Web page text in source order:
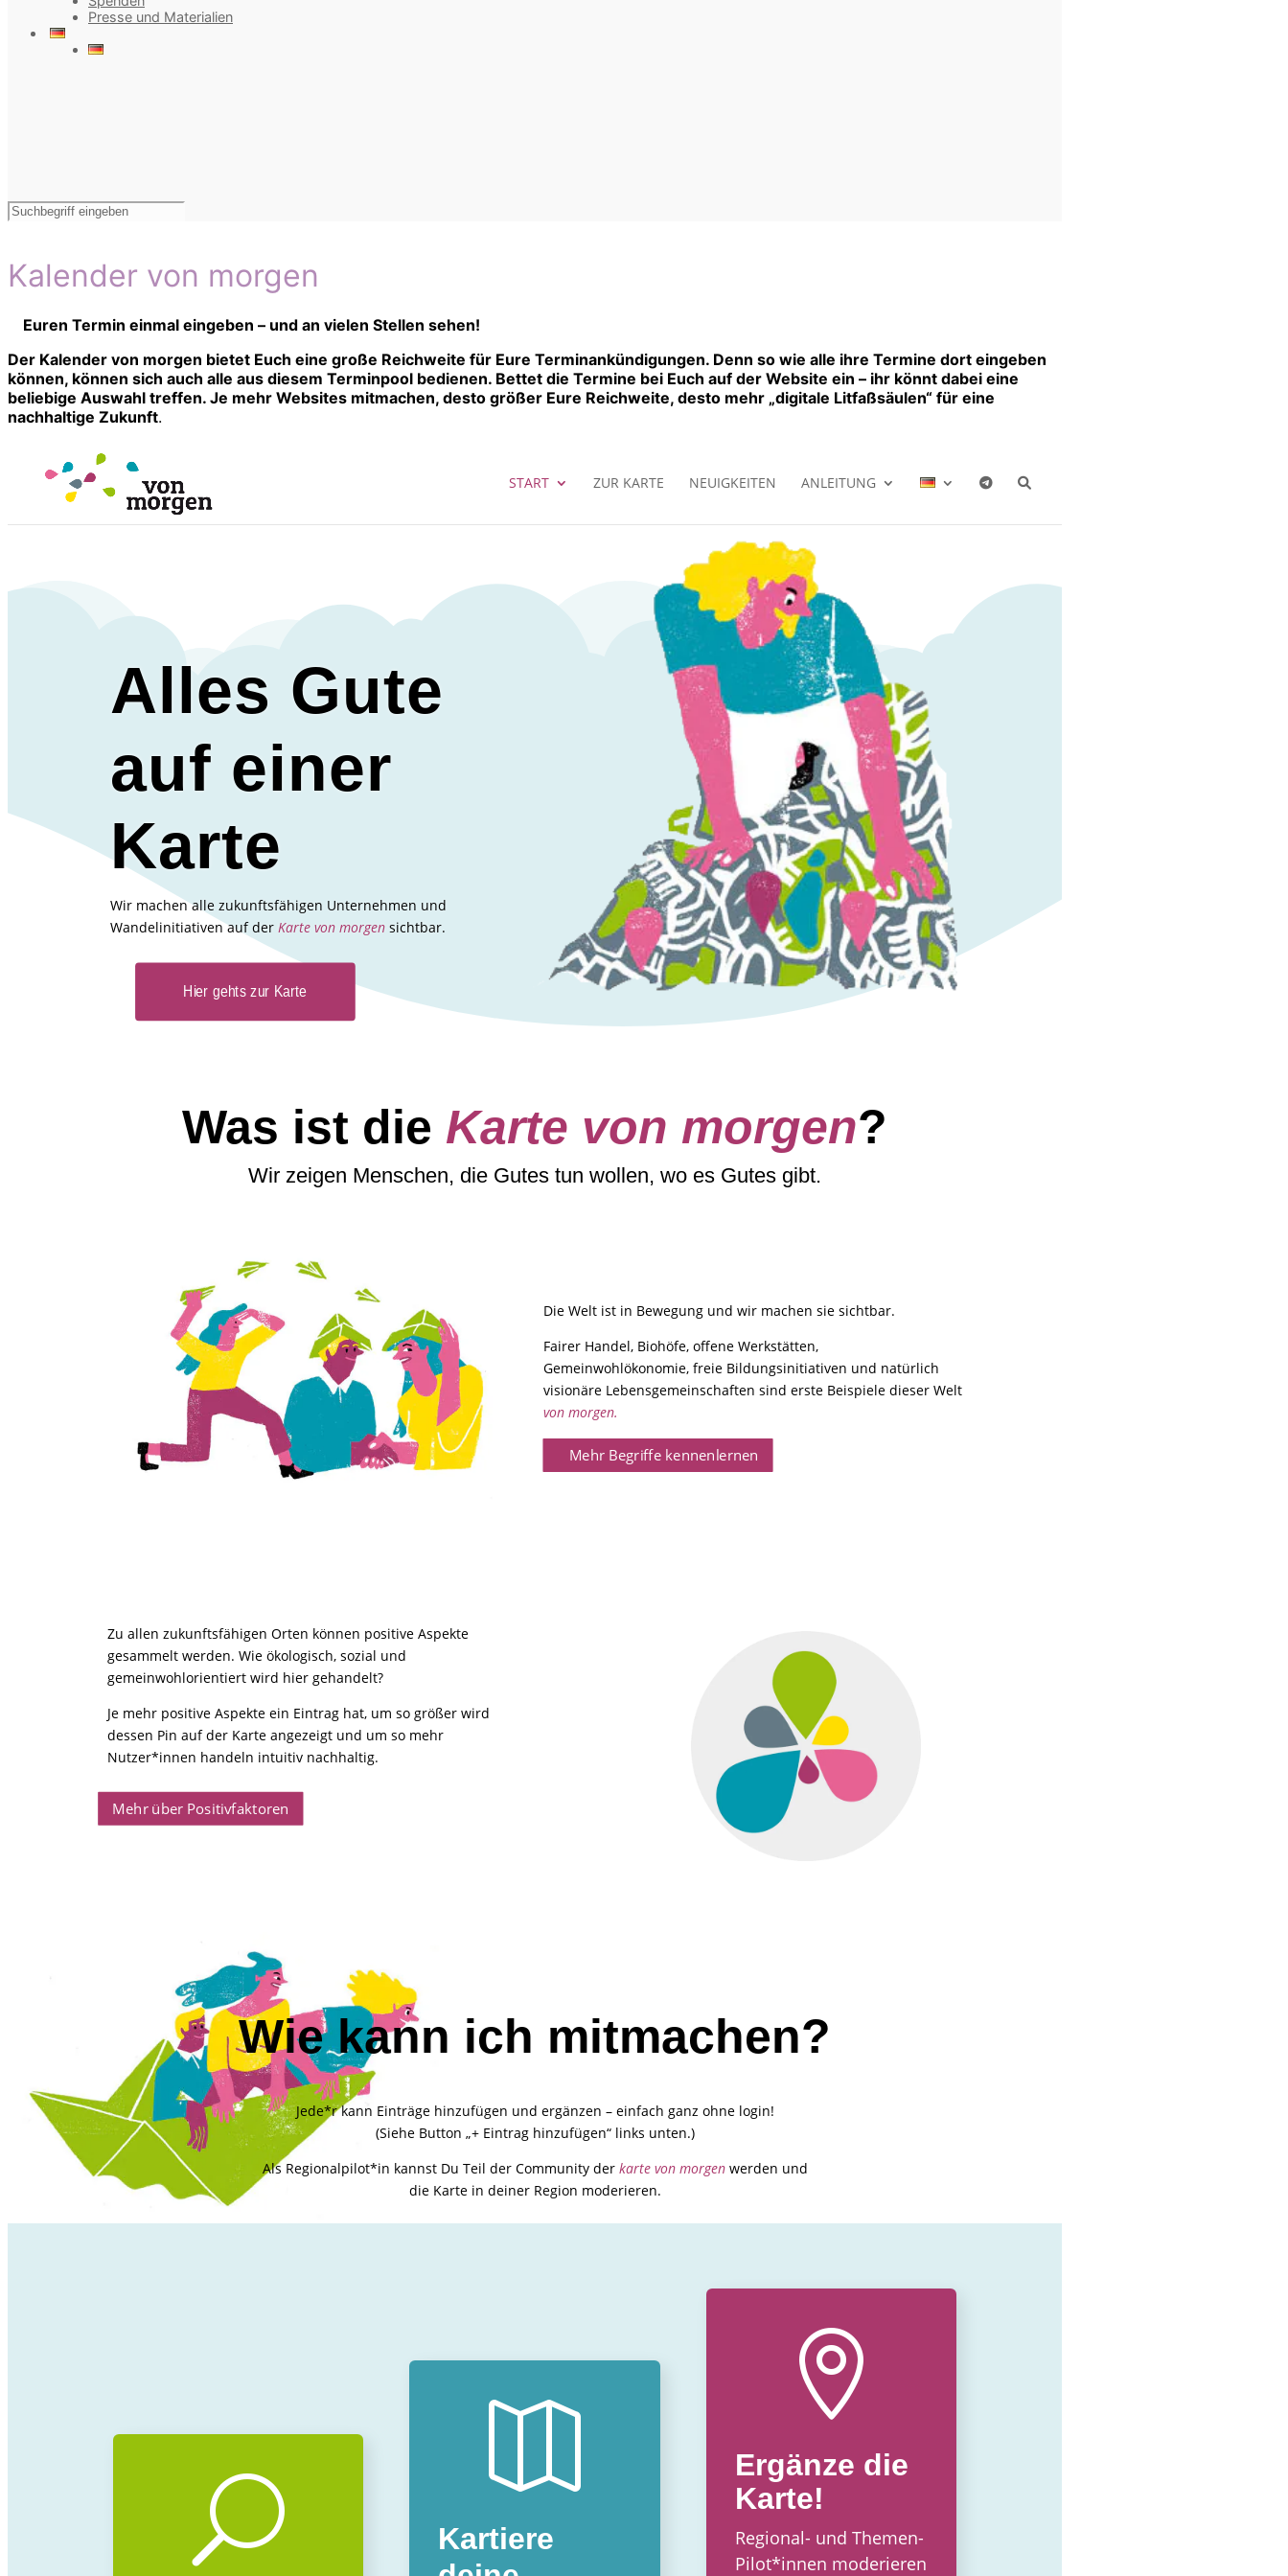
Presse und Materialien
Kalender von morgen
Euren Termin einmal eingeben – und an vielen Stellen sehen!
Der Kalender von morgen bietet Euch eine große Reichweite für Eure Terminankündigungen. Denn so wie alle ihre Termine dort eingeben
können, können sich auch alle aus diesem Terminpool bedienen. Bettet die Termine bei Euch auf der Website ein – ihr könnt dabei eine
beliebige Auswahl treffen. Je mehr Websites mitmachen, desto größer Eure Reichweite, desto mehr „digitale Litfaßsäulen“ für eine
nachhaltige Zukunft.